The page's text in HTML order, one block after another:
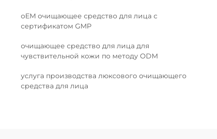
oEM очищающее средство для лица с
сертификатом GMP
очищающее средство для лица для
чувствительной кожи по методу ODM
услуга производства люксового очищающего
средства для лица